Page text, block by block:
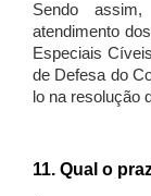
Sendo
atendimento
Especiais
de Defesa do
lo na resolução
11. Qual o